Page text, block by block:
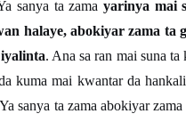
sanya ta zama yarinya mai
halaye, abokiyar zama ta
. Ana sa ran mai suna ta
kuma mai kwantar da
sanya ta zama abokiyar